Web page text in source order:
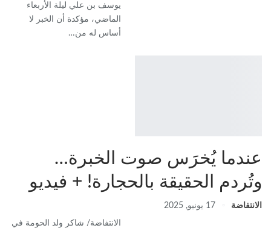
يوسف بن علي ليلة الأربعاء
الماضي، مؤكدة أن الخبر لا
أساس له من…
عندما يُخرَس صوت الخبرة…
وتُردم الحقيقة بالحجارة! + فيديو
الانتفاضة 17 يونيو, 2025
الانتفاضة/ شاكر ولد الحومة في